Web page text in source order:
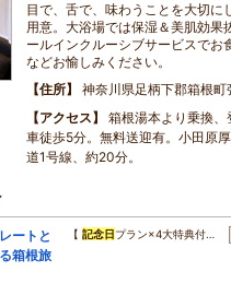
目で、舌で、味わうことを大切に
用意。大浴場では保湿＆美肌効果
ールインクルーシブサービスでお
などお愉しみください。
住所
神奈川県足柄下郡箱根
アクセス
箱根湯本より乗換
車徒歩5分。無料送迎有。小田原
道1号線、約20分。
ートと
箱根旅
【 記念日 プラン×4大特典付…